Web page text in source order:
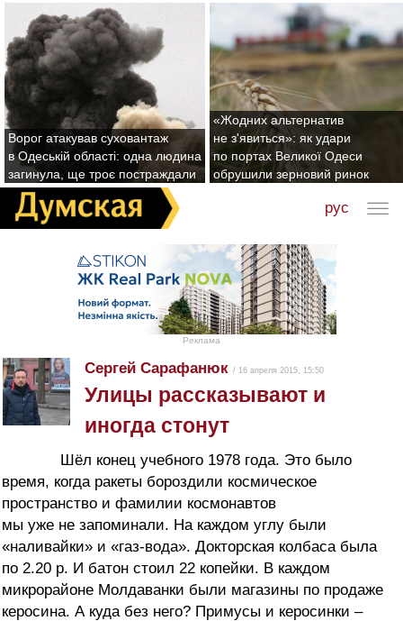
Ворог атакував суховантаж
в Одеській області: одна людина
загинула, ще троє постраждали
«Жодних альтернатив
не з'явиться»: як удари
по портах Великої Одеси
обрушили зерновий ринок
рус
Реклама
Сергей Сарафанюк / 16 апреля 2015, 15:50
Улицы рассказывают и
иногда стонут
Шёл конец учебного 1978 года. Это было
время, когда ракеты бороздили космическое
пространство и фамилии космонавтов
мы уже не запоминали. На каждом углу были
«наливайки» и «газ-вода». Докторская колбаса была
по 2.20 р. И батон стоил 22 копейки. В каждом
микрорайоне Молдаванки были магазины по продаже
керосина. А куда без него? Примусы и керосинки –